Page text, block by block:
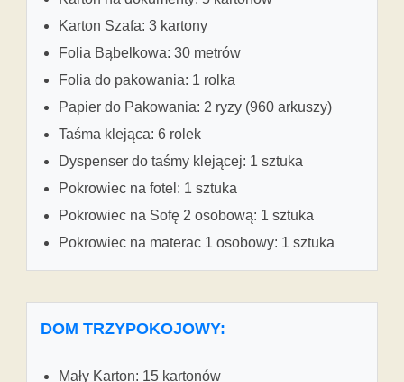
Karton Szafa: 3 kartony
Folia Bąbelkowa: 30 metrów
Folia do pakowania: 1 rolka
Papier do Pakowania: 2 ryzy (960 arkuszy)
Taśma klejąca: 6 rolek
Dyspenser do taśmy klejącej: 1 sztuka
Pokrowiec na fotel: 1 sztuka
Pokrowiec na Sofę 2 osobową: 1 sztuka
Pokrowiec na materac 1 osobowy: 1 sztuka
DOM TRZYPOKOJOWY:
Mały Karton: 15 kartonów